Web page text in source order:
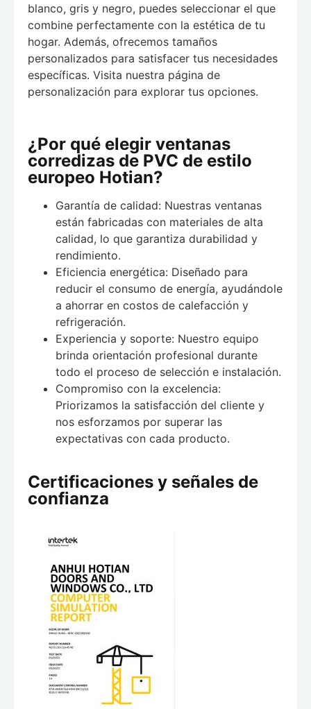
blanco, gris y negro, puedes seleccionar el que
combine perfectamente con la estética de tu
hogar. Además, ofrecemos tamaños
personalizados para satisfacer tus necesidades
específicas. Visita nuestra página de
personalización para explorar tus opciones.
¿Por qué elegir ventanas
corredizas de PVC de estilo
europeo Hotian?
Garantía de calidad: Nuestras ventanas
están fabricadas con materiales de alta
calidad, lo que garantiza durabilidad y
rendimiento.
Eficiencia energética: Diseñado para
reducir el consumo de energía, ayudándole
a ahorrar en costos de calefacción y
refrigeración.
Experiencia y soporte: Nuestro equipo
brinda orientación profesional durante
todo el proceso de selección e instalación.
Compromiso con la excelencia:
Priorizamos la satisfacción del cliente y
nos esforzamos por superar las
expectativas con cada producto.
Certificaciones y señales de
confianza